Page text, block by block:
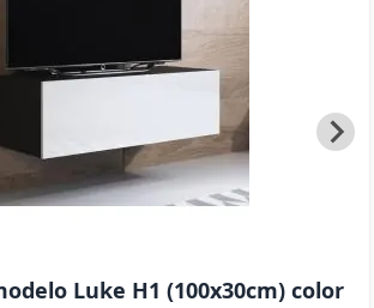
Luke H1 (100x30cm) color